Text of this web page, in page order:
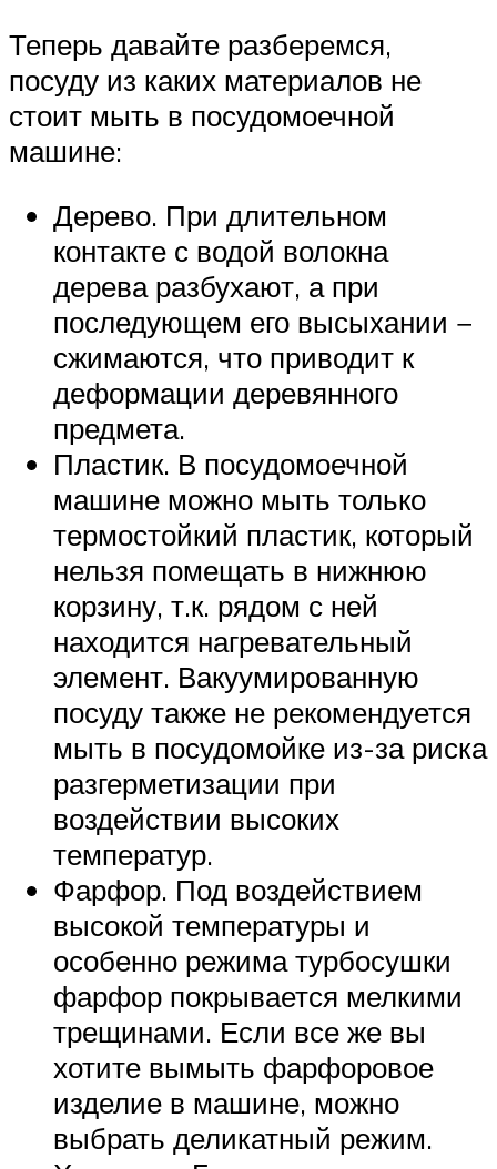
Теперь давайте разберемся,
посуду из каких материалов не
стоит мыть в посудомоечной
машине:
Дерево. При длительном
контакте с водой волокна
дерева разбухают, а при
последующем его высыхании −
сжимаются, что приводит к
деформации деревянного
предмета.
Пластик. В посудомоечной
машине можно мыть только
термостойкий пластик, который
нельзя помещать в нижнюю
корзину, т.к. рядом с ней
находится нагревательный
элемент. Вакуумированную
посуду также не рекомендуется
мыть в посудомойке из-за риска
разгерметизации при
воздействии высоких
температур.
Фарфор. Под воздействием
высокой температуры и
особенно режима турбосушки
фарфор покрывается мелкими
трещинами. Если все же вы
хотите вымыть фарфоровое
изделие в машине, можно
выбрать деликатный режим.